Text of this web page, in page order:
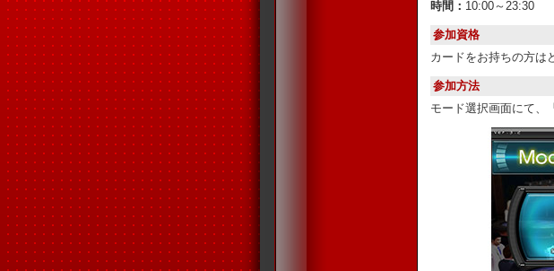
時間： 10:00～23:30
参加資格
カードをお持ちの方は
参加方法
モード選択画面にて、